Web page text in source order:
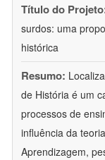
Título do
surdos: uma
histórica
Resumo:
de História é um
processos de
influência da
Aprendizagem,